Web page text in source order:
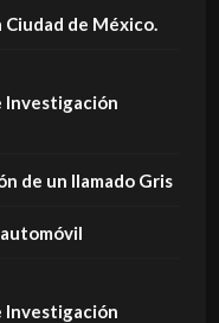
de México.
Investigación
de un llamado Gris
Investigación